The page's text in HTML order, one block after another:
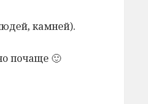
камней).
почаще 🙂